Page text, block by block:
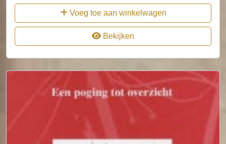
Voeg toe aan winkelwagen
Bekijken